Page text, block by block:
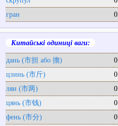
гран
0
Китайські одиниці ваги:
дань (市担 або 擔)
0
цзинь (市斤)
0
лян (市两)
0
цянь (市钱)
0
фень (市分)
0